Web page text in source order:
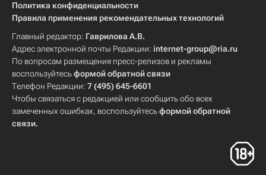
Политика конфиденциальности
Правила применения рекомендательных технологий
Главный редактор: Гаврилова А.В.
Адрес электронной почты Редакции: internet-group@ria.ru
По вопросам размещения пресс-релизов и рекламы
воспользуйтесьформой обратной связи
Телефон Редакции: 7 (495) 645-6601
Чтобы связаться с редакцией или сообщить обо всех
замеченных ошибках, воспользуйтесьформой обратной
связи.